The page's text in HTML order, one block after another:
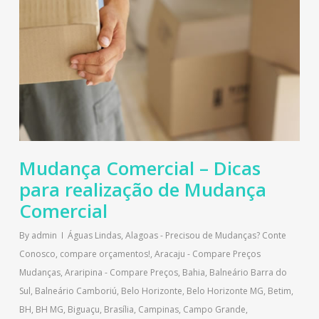
Mudança Comercial – Dicas
para realização de Mudança
Comercial
By admin Águas Lindas, Alagoas - Precisou de Mudanças? Conte
Conosco, compare orçamentos!, Aracaju - Compare Preços
Mudanças, Araripina - Compare Preços, Bahia, Balneário Barra do
Sul, Balneário Camboriú, Belo Horizonte, Belo Horizonte MG, Betim,
BH, BH MG, Biguaçu, Brasília, Campinas, Campo Grande,